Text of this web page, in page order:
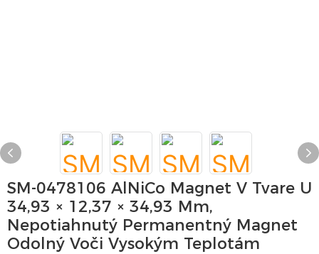
SM-0478106 AlNiCo Magnet V Tvare U
34,93 × 12,37 × 34,93 Mm,
Nepotiahnutý Permanentný Magnet
Odolný Voči Vysokým Teplotám